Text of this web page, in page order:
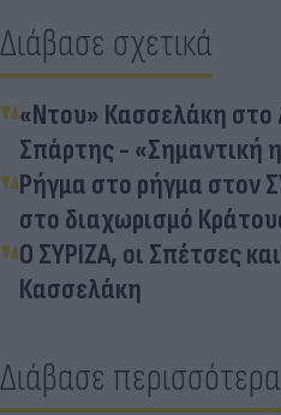
Διάβασε σχετικά
«Ντου» Κασσελάκη στο
Σπάρτης - «Σημαντική
Ρήγμα στο ρήγμα στον
στο διαχωρισμό
Ο ΣΥΡΙΖΑ, οι Σπέτσες
Κασσελάκη
Διάβασε περισσότερα